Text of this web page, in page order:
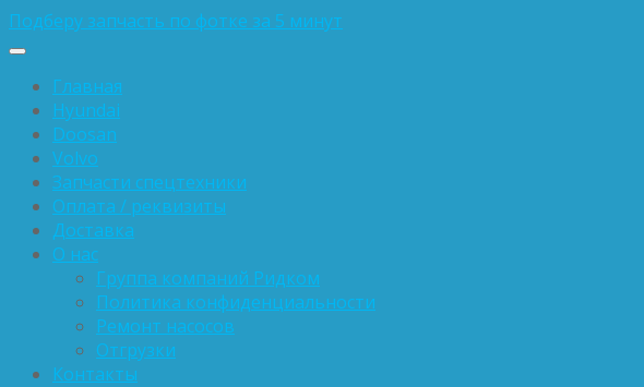
Подберу запчасть по фотке за 5 минут
Главная
Hyundai
Doosan
Volvo
Запчасти спецтехники
Оплата / реквизиты
Доставка
О нас
Группа компаний Ридком
Политика конфиденциальности
Ремонт насосов
Отгрузки
Контакты